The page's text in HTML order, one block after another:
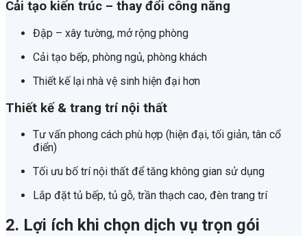
Cải tạo kiến trúc – thay đổi công năng
Đập – xây tường, mở rộng phòng
Cải tạo bếp, phòng ngủ, phòng khách
Thiết kế lại nhà vệ sinh hiện đại hơn
Thiết kế & trang trí nội thất
Tư vấn phong cách phù hợp (hiện đại, tối giản, tân cổ
điển)
Tối ưu bố trí nội thất để tăng không gian sử dụng
Lắp đặt tủ bếp, tủ gỗ, trần thạch cao, đèn trang trí
2. Lợi ích khi chọn dịch vụ trọn gói